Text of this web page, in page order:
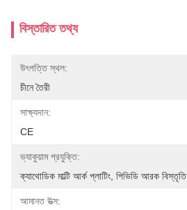
বিস্তারিত তথ্য
উৎপত্তি স্থল:
চীনে তৈরী
সাক্ষ্যদান:
CE
ভ্যাকুয়াম প্রযুক্তি:
ক্যাথোডিক মাল্টি আর্ক প্লাটিং, পিভিডি আরক বিস্তৃতি
আমানত উত্স: